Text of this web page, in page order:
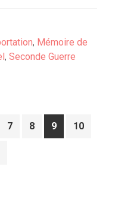
, Mémoire de
, Seconde Guerre
Aller
7
Aller
8
Aller
à
9
Aller
10